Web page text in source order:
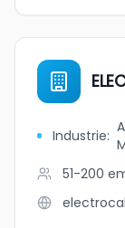
Industrie:
51-200